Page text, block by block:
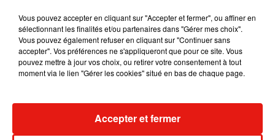
7 août 2026
Julien Lieb s’essaye à la vie de chatelain
dans son nouveau clip
7 août 2026
Madonna sort enfin le remix de « Love
Sensation » avec Kylie Minogue
Vous pouvez accepter en cliquant sur "Accepter et fermer", ou affiner en
sélectionnant les finalités et/ou partenaires dans "Gérer mes choix".
Vous pouvez également refuser en cliquant sur "Continuer sans
accepter". Vos préférences ne s'appliqueront que pour ce site. Vous
pouvez mettre à jour vos choix, ou retirer votre consentement à tout
moment via le lien "Gérer les cookies" situé en bas de chaque page.
Accepter et fermer